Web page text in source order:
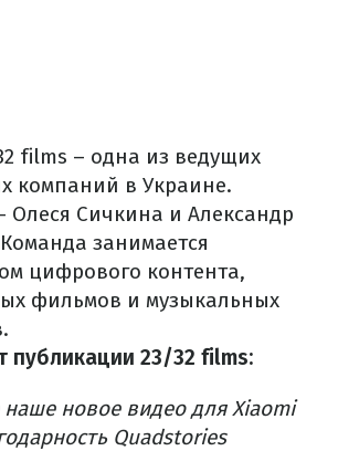
films – одна из ведущих
компаний в Украине.
Олеся Сичкина и Александр
занимается
цифрового контента,
фильмов и музыкальных
публикации 23/32 films:
новое видео для Xiaomi
Quadstories